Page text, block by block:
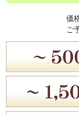
価
ご